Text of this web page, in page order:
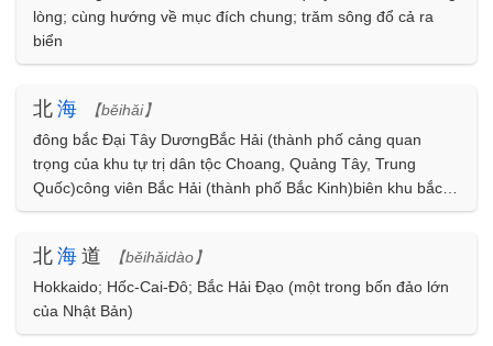
lòng; cùng hướng về mục đích chung; trăm sông đổ cả ra
biển
北 海
【běihǎi】
đông bắc Đại Tây DươngBắc Hải (thành phố cảng quan
trọng của khu tự trị dân tộc Choang, Quảng Tây, Trung
Quốc)công viên Bắc Hải (thành phố Bắc Kinh)biên khu bắc
Trung Quốcbiển Bột Hảihồ Baikal (Liên Xô cũ)
北 海 道
【běihǎidào】
Hokkaido; Hốc-Cai-Đô; Bắc Hải Đạo (một trong bốn đảo lớn
của Nhật Bản)